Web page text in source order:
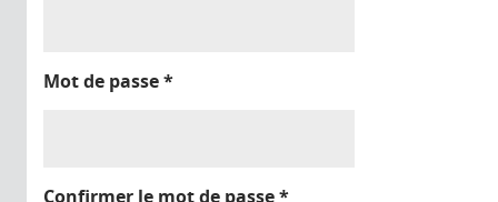
Mot de passe*
Confirmer le mot de passe*